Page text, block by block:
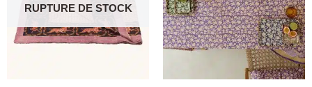
RUPTURE DE STOCK